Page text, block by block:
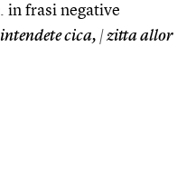
in frasi negative
intendete cica, |zitta allor